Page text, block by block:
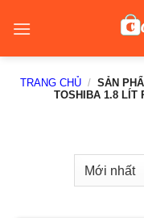
TRANG CHỦ / SẢN
TOSHIBA 1.8 LÍT